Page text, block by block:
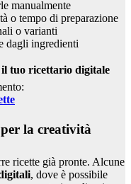
manualmente
o tempo di preparazione
o varianti
dagli ingredienti
tuo ricettario digitale
la creatività
ricette già pronte. Alcune
, dove è possibile